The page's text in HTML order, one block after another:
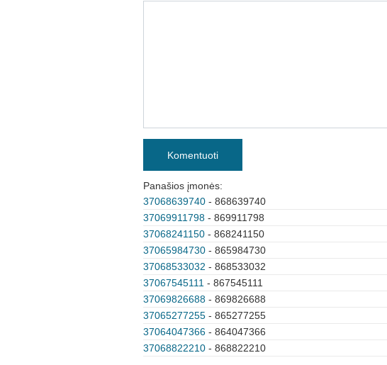
Komentuoti
Panašios įmonės:
37068639740 - 868639740
37069911798 - 869911798
37068241150 - 868241150
37065984730 - 865984730
37068533032 - 868533032
37067545111 - 867545111
37069826688 - 869826688
37065277255 - 865277255
37064047366 - 864047366
37068822210 - 868822210